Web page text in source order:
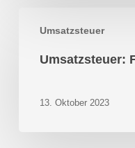
Umsatzsteuer
Fiskalvertretung
Umsatzsteuer:
13. Oktober 2023